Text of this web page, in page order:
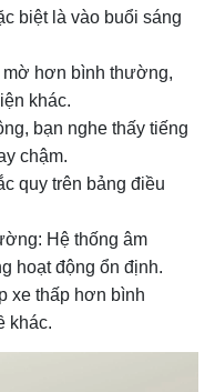
biệt là vào buổi sáng
hơn bình thường,
khác.
bạn nghe thấy tiếng
chậm.
quy trên bảng điều
Hệ thống âm
hoạt động ổn định.
xe thấp hơn bình
khác.